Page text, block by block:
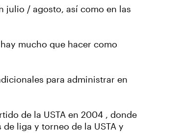
julio / agosto, así como en las
mucho que hacer como
para administrar en
de la USTA en 2004 , donde
liga y torneo de la USTA y